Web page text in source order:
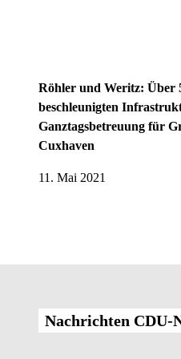
Röhler und Weritz: Über
beschleunigten
Ganztagsbetreuung für
Cuxhaven
11. Mai 2021
Nachrichten CDU-